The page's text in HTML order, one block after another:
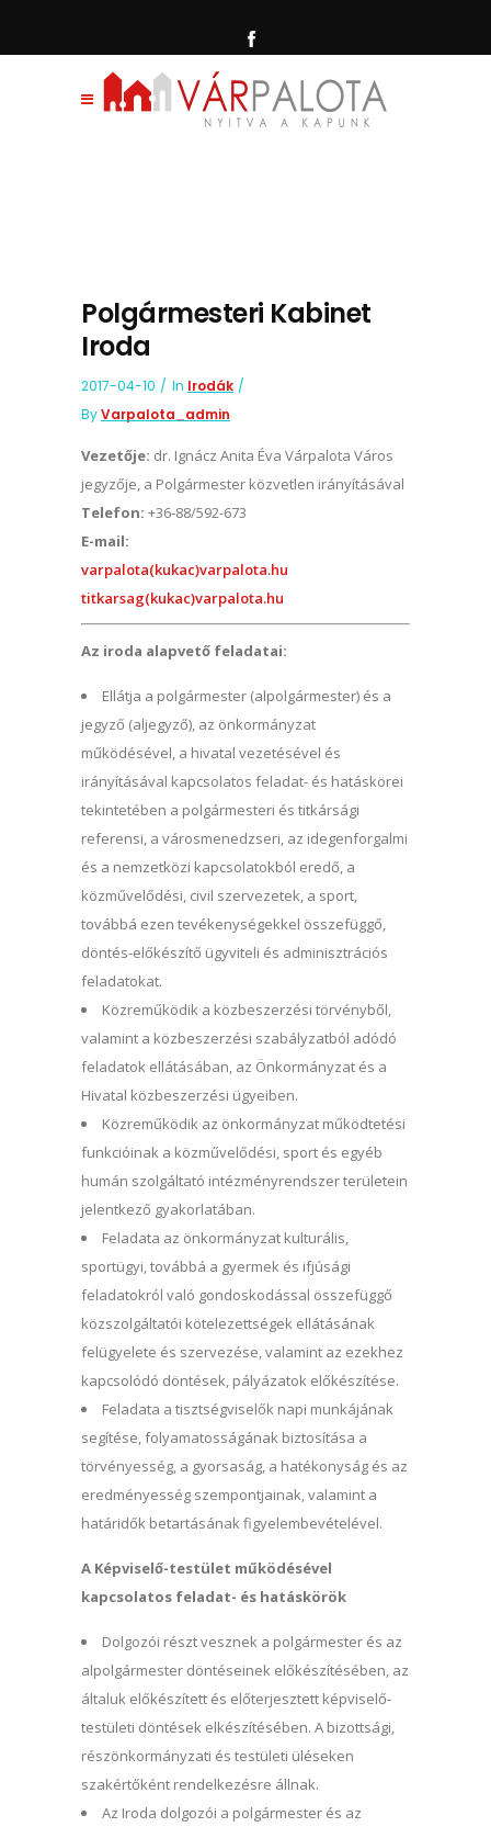
Polgármesteri Kabinet
Iroda
2017-04-10 In Irodák
ByVarpalota_admin
Vezetője: dr. Ignácz Anita Éva Várpalota Város
jegyzője, a Polgármester közvetlen irányításával
Telefon: +36-88/592-673
E-mail:
varpalota(kukac)varpalota.hu
titkarsag(kukac)varpalota.hu
Az iroda alapvető feladatai:
Ellátja a polgármester (alpolgármester) és a
jegyző (aljegyző), az önkormányzat
működésével, a hivatal vezetésével és
irányításával kapcsolatos feladat- és hatáskörei
tekintetében a polgármesteri és titkársági
referensi, a városmenedzseri, az idegenforgalmi
és a nemzetközi kapcsolatokból eredő, a
közművelődési, civil szervezetek, a sport,
továbbá ezen tevékenységekkel összefüggő,
döntés-előkészítő ügyviteli és adminisztrációs
feladatokat.
Közreműködik a közbeszerzési törvényből,
valamint a közbeszerzési szabályzatból adódó
feladatok ellátásában, az Önkormányzat és a
Hivatal közbeszerzési ügyeiben.
Közreműködik az önkormányzat működtetési
funkcióinak a közművelődési, sport és egyéb
humán szolgáltató intézményrendszer területein
jelentkező gyakorlatában.
Feladata az önkormányzat kulturális,
sportügyi, továbbá a gyermek és ifjúsági
feladatokról való gondoskodással összefüggő
közszolgáltatói kötelezettségek ellátásának
felügyelete és szervezése, valamint az ezekhez
kapcsolódó döntések, pályázatok előkészítése.
Feladata a tisztségviselők napi munkájának
segítése, folyamatosságának biztosítása a
törvényesség, a gyorsaság, a hatékonyság és az
eredményesség szempontjainak, valamint a
határidők betartásának figyelembevételével.
A Képviselő-testület működésével
kapcsolatos feladat- és hatáskörök
Dolgozói részt vesznek a polgármester és az
alpolgármester döntéseinek előkészítésében, az
általuk előkészített és előterjesztett képviselő-
testületi döntések elkészítésében. A bizottsági,
részönkormányzati és testületi üléseken
szakértőként rendelkezésre állnak.
Az Iroda dolgozói a polgármester és az